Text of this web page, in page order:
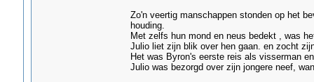
Zo'n veertig manschappen stonden op het
houding.
Met zelfs hun mond en neus bedekt , was
Julio liet zijn blik over hen gaan. en zocht
Het was Byron's eerste reis als visserman
Julio was bezorgd over zijn jongere neef,